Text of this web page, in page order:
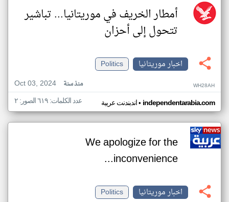
أمطار الخريف في موريتانيا... تباشير
تتحول إلى أحزان
اخبار موريتانيا
Politics
Oct 03, 2024
منذ سنة WH28AH
اندبندنت عربية• independentarabia.com عدد الكلمات: ٦١٩ الصور: ٢
We apologize for the
inconvenience...
اخبار موريتانيا
Politics